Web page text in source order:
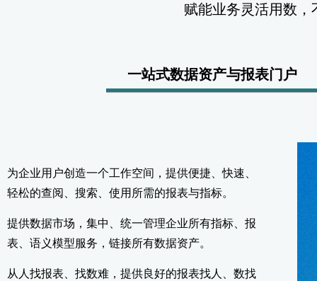
赋能业务灵活用数
一站式数据资产与报表门户
为企业用户创造一个工作空间，提供便捷、快速、
轻松的查阅、搜索、使用所需的报表与指标。
提供数据市场，集中、统一管理企业所有指标、报
表、语义模型服务，链接所有数据资产。
从人找报表、找数难，提供良好的报表找人、数找